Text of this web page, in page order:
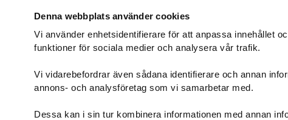
Denna webbplats använder cookies
Vi använder enhetsidentifierare för att anpassa innehållet
funktioner för sociala medier och analysera vår trafik.
Vi vidarebefordrar även sådana identifierare och annan
annons- och analysföretag som vi samarbetar med.
Dessa kan i sin tur kombinera informationen med annan
Visselblåsning Cookies/kakor